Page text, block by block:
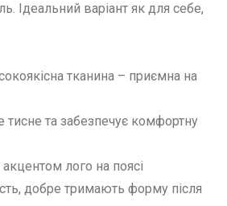
Ідеальний варіант як для себе,
тканина – приємна на
тисне та забезпечує комфортну
акцентом лого на поясі
добре тримають форму після